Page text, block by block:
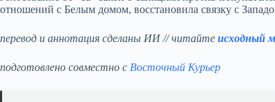
отношений с Белым домом, восстановила связку с
перевод и аннотация сделаны ИИ // читайте исходный
подготовлено совместно с Восточный Курьер